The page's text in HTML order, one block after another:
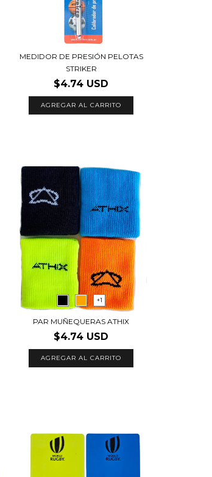
MEDIDOR DE PRESIÓN PELOTAS
STRIKER
$4.74 USD
+1
PAR MUÑEQUERAS ATHIX
$4.74 USD
AGREGAR AL CARRITO